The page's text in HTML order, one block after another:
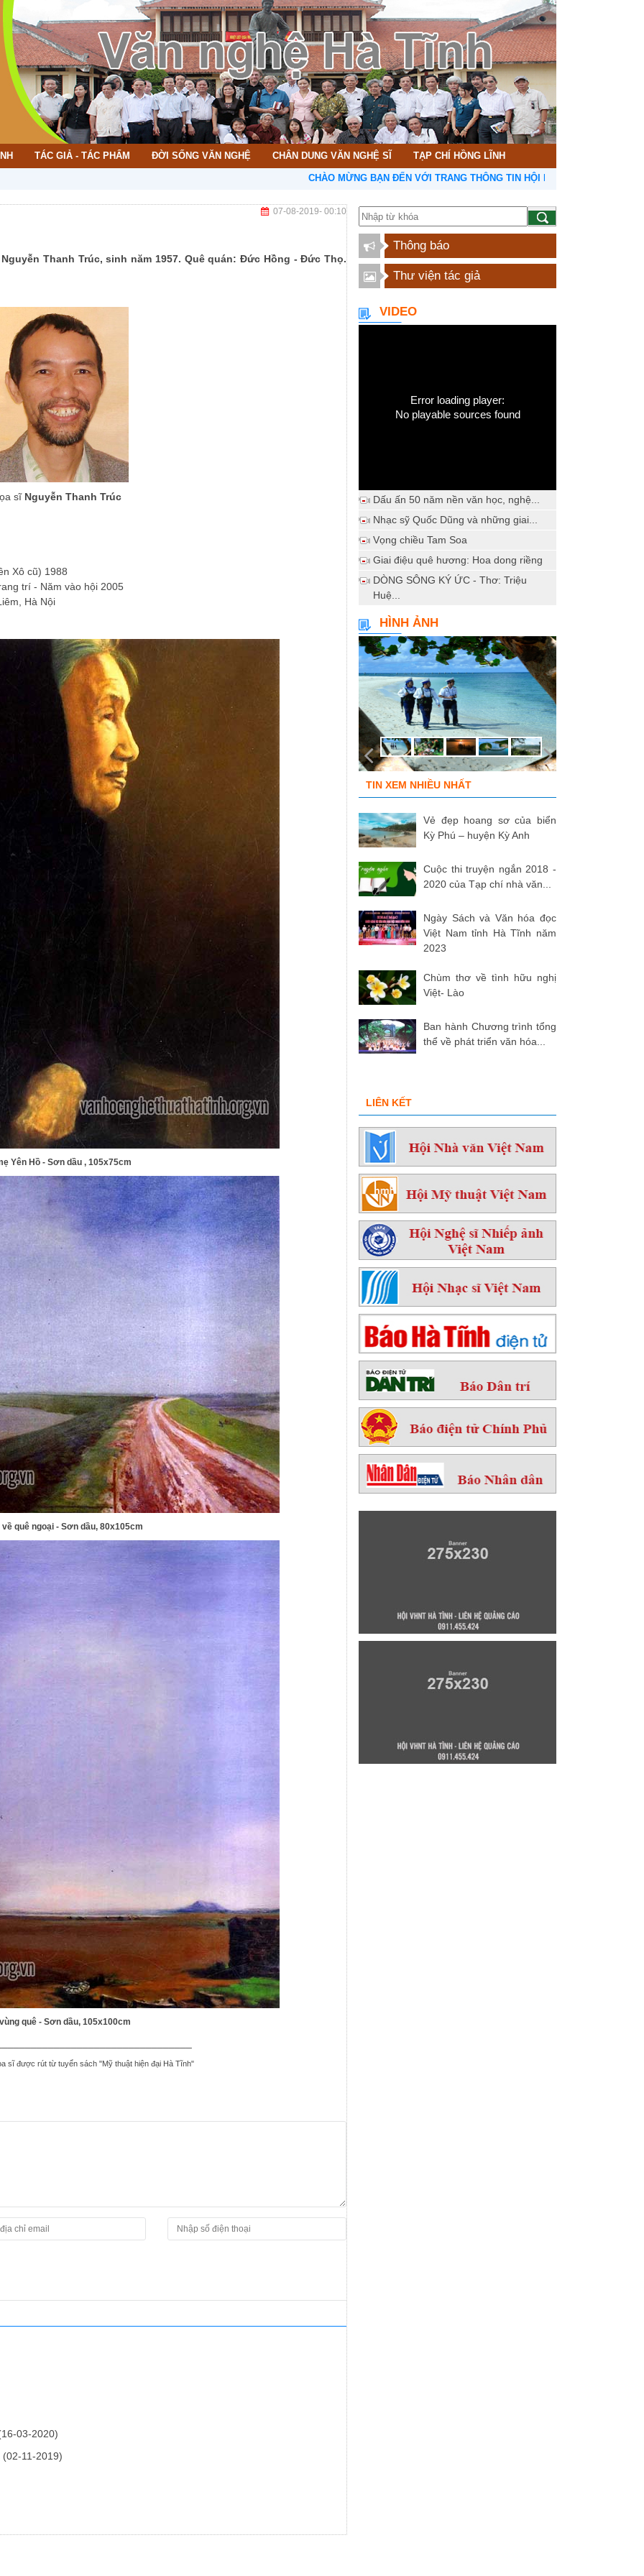
TÁC GIẢ - TÁC PHẨM ĐỜI SỐNG VĂN NGHỆ CHÂN DUNG VĂN NGHỆ SĨ TẠP CHÍ HỒNG LĨNH
CHÀO MỪNG BẠN ĐẾN VỚI TRANG THÔNG TIN HỘI LIÊN HIỆP VĂN HỌC NGHỆ
07-08-2019- 00:10
Thanh Trúc, sinh năm 1957. Quê quán: Đức Hồng - Đức Thọ.
sĩ Nguyễn Thanh Trúc
Xô cũ) 1988
trí - Năm vào hội 2005
Hà Nội
Yên Hồ - Sơn dầu , 105x75cm
quê ngoại - Sơn dầu, 80x105cm
quê - Sơn dầu, 105x100cm
sĩ được rút từ tuyển sách "Mỹ thuật hiện đại Hà Tĩnh"
03-2020)
(02-11-2019)
Thông báo
Thư viện tác giả
VIDEO
Error loading player:
No playable sources found
Dấu ấn 50 năm nền văn học, nghệ...
Nhạc sỹ Quốc Dũng và những giai...
Vọng chiều Tam Soa
Giai điệu quê hương: Hoa dong riềng
DÒNG SÔNG KÝ ỨC - Thơ: Triệu
Huệ...
HÌNH ẢNH
TIN XEM NHIỀU NHẤT
Vẻ đẹp hoang sơ của biển
Kỳ Phú – huyện Kỳ Anh
Cuộc thi truyện ngắn 2018 -
2020 của Tạp chí nhà văn...
Ngày Sách và Văn hóa đọc
Việt Nam tỉnh Hà Tĩnh năm
2023
Chùm thơ về tình hữu nghị
Việt- Lào
Ban hành Chương trình tổng
thể về phát triển văn hóa...
LIÊN KẾT